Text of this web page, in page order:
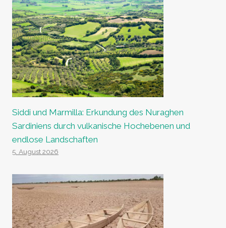
Siddi und Marmilla: Erkundung des Nuraghen
Sardiniens durch vulkanische Hochebenen und
endlose Landschaften
5. August 2026